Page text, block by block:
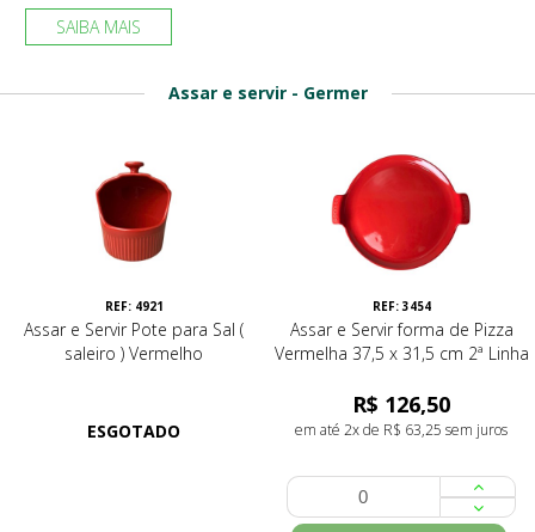
SAIBA MAIS
Assar e servir - Germer
REF: 4921
Assar e Servir Pote para Sal (
saleiro ) Vermelho
ESGOTADO
REF: 3454
Assar e Servir forma de Pizza
Vermelha 37,5 x 31,5 cm 2ª Linha
R$ 126,50
em até 2x de R$ 63,25 sem juros